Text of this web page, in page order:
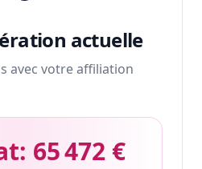
actuelle
avec votre affiliation
65 472 €